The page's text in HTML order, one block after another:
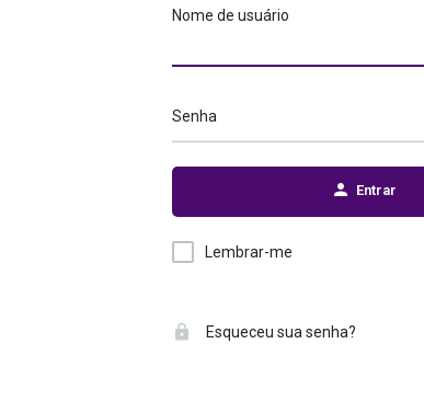
Nome de usuário
Senha
Entrar
Lembrar-me
Esqueceu sua senha?